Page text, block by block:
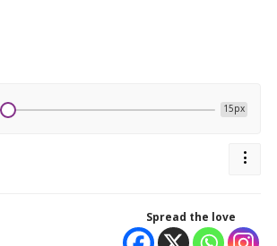
15px
Spread the love